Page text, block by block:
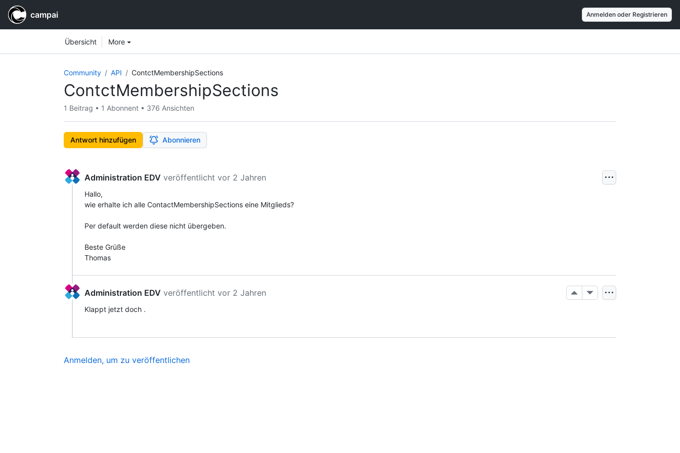
campai Anmelden oder Registrieren
Workspace navigation
Übersicht More Workspace items
Community API ContctMembershipSections
ContctMembershipSections
1 Beitrag • 1 Abonnent • 376 Ansichten
Antwort hinzufügen Abonnieren
Administration EDV veröffentlicht vor 2 Jahren
Hallo,
wie erhalte ich alle ContactMembershipSections eine Mitglieds?
Per default werden diese nicht übergeben.
Beste Grüße
Thomas
Administration EDV veröffentlicht vor 2 Jahren
Klappt jetzt doch .
Anmelden, um zu veröffentlichen